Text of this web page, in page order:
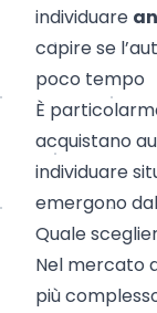
individuare
capire se
poco tempo
È
acquistano
individuare
emergono
Quale
Nel mercato
più